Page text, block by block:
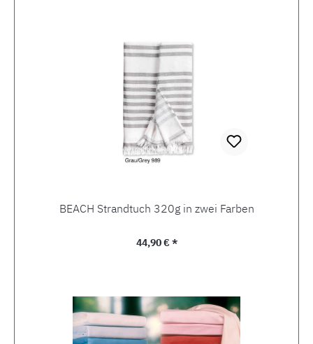
BEACH Strandtuch 320g in zwei Farben
Regulärer Preis:
44,90 € *